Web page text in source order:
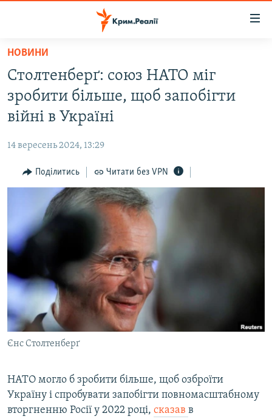
Перейти
основного
матеріалу
Перейти
до
основної
навігації
Перейти
до
ВОДА.КРИМ
ВІДЕО ТА ФОТО
БЛОГИ
ПОГЛЯД
ІНТЕРВ'Ю
ВСЕ ЗА ДЕНЬ
СПЕЦПРОЕКТИ
ВІДЕОУРОКИ «ELIFBE»
СВІДЧЕННЯ ОКУПАЦІЇ
УКРАЇНСЬКА ПРОБЛЕМА КРИМУ
ІНФОГРАФІКА
ЯК ОБІЙТИ БЛОКУВАННЯ
Русский
Qırımtatar
ДОЛУЧАЙСЯ!
Усі сайти RFE/RL
НОВИНИ
Столтенберґ: союз НАТО міг
зробити більше, щоб запобігти
війні в Україні
14 вересень 2024, 13:29
Поділитись Читати без VPN
Єнс Столтенберґ
НАТО могло б зробити більше, щоб озброїти
Україну і спробувати запобігти повномасштабному
вторгненню Росії у 2022 році, сказав в